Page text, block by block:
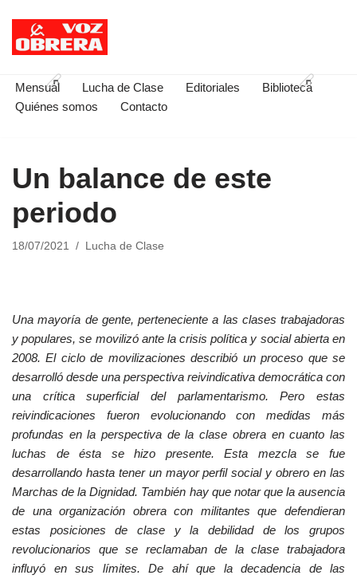
Saltar
contenido
Mensual Lucha de Clase Editoriales
Biblioteca
Quiénes somos
Contacto
Un balance de este
periodo
18/07/2021 Lucha de Clase
Una mayoría de gente, perteneciente a las clases trabajadoras
y populares, se movilizó ante la crisis política y social abierta en
2008. El ciclo de movilizaciones describió un proceso que se
desarrolló desde una perspectiva reivindicativa democrática con
una crítica superficial del parlamentarismo. Pero estas
reivindicaciones fueron evolucionando con medidas más
profundas en la perspectiva de la clase obrera en cuanto las
luchas de ésta se hizo presente. Esta mezcla se fue
desarrollando hasta tener un mayor perfil social y obrero en las
Marchas de la Dignidad. También hay que notar que la ausencia
de una organización obrera con militantes que defendieran
estas posiciones de clase y la debilidad de los grupos
revolucionarios que se reclamaban de la clase trabajadora
influyó en sus límites. De ahí que la decadencia de las